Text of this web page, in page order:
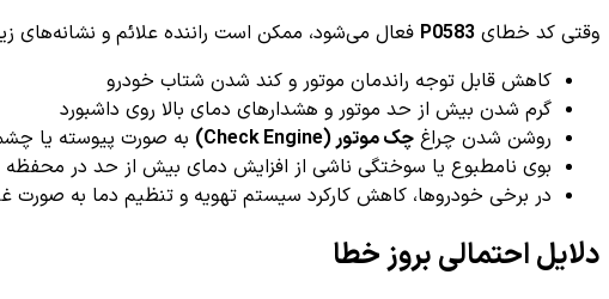
وقتی کد خطای P0583 فعال می‌شود، ممکن است راننده علائم و نشانه‌های
کاهش قابل توجه راندمان موتور و کند شدن شتاب خودرو
گرم شدن بیش از حد موتور و هشدارهای دمای بالا روی داشبورد
روشن شدن چراغ چک موتور (Check Engine)
به صورت پیوسته یا
بوی نامطبوع یا سوختگی ناشی از افزایش دمای بیش از حد در محفظه
در برخی خودروها، کاهش کارکرد سیستم تهویه و تنظیم دما به صورت
دلایل احتمالی بروز خطا